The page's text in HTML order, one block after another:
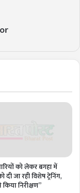
को लेकर बगहा में
जा रही विशेष ट्रेनिंग,
निरीक्षण”